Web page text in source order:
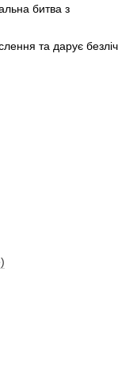
битва з
та дарує безліч